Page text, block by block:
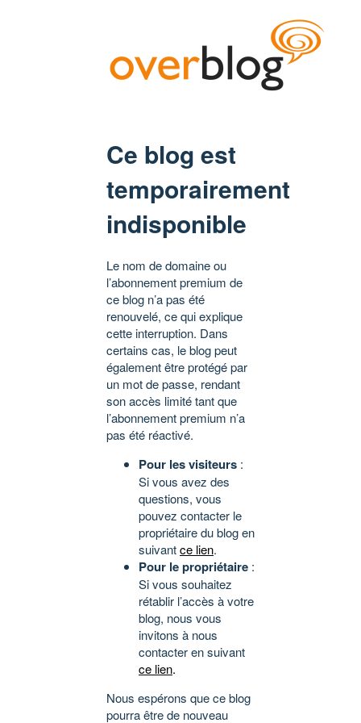
Ce blog est
temporairement
indisponible
Le nom de domaine ou
l’abonnement premium de
ce blog n’a pas été
renouvelé, ce qui explique
cette interruption. Dans
certains cas, le blog peut
également être protégé par
un mot de passe, rendant
son accès limité tant que
l’abonnement premium n’a
pas été réactivé.
Pour les visiteurs :
Si vous avez des
questions, vous
pouvez contacter le
propriétaire du blog en
suivantce lien.
Pour le propriétaire :
Si vous souhaitez
rétablir l’accès à votre
blog, nous vous
invitons à nous
contacter en suivant
ce lien.
Nous espérons que ce blog
pourra être de nouveau